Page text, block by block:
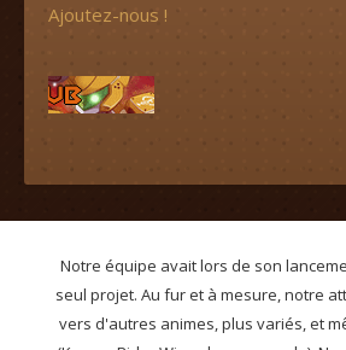
Ajoutez-nous !
Notre équipe avait lors de son
seul projet. Au fur et à mesure, notre
vers d'autres animes, plus variés, et